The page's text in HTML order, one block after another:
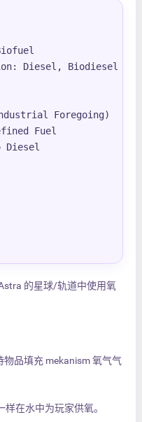
Diesel, Biodiesel
Foregoing)
Fuel
Diesel
的星球/轨道中使用氧
品填充 mekanism 氧气气
在水中为玩家供氧。